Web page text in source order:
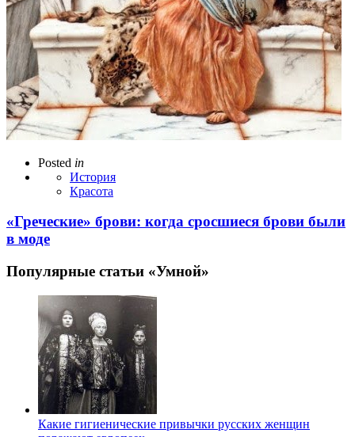
Posted in
История
Красота
«Греческие» брови: когда сросшиеся брови были
в моде
Популярные статьи «Умной»
Какие гигиенические привычки русских женщин